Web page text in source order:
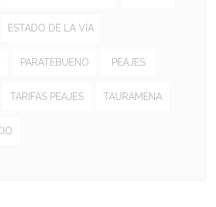
ESTADO DE LA VÍA
PARATEBUENO PEAJES
TARIFAS PEAJES TAURAMENA